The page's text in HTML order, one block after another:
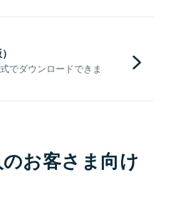
でダウンロードできま
お客さま向け